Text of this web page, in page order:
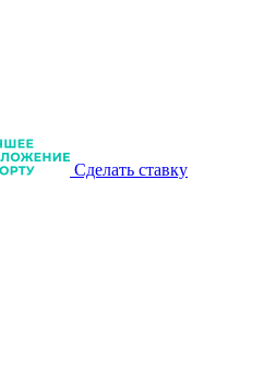
Сделать ставку